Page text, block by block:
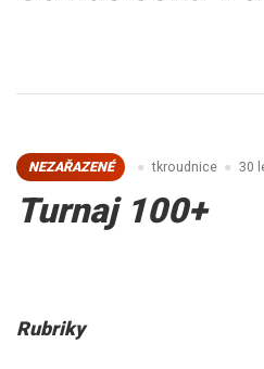
NEZAŘAZENÉ tkroudnice 30
Turnaj 100+
Rubriky